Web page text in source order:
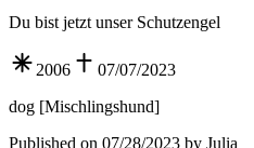
Du bist jetzt unser Schutzengel
2006
07/07/2023
dog [Mischlingshund]
Published on 07/28/2023 by Julia